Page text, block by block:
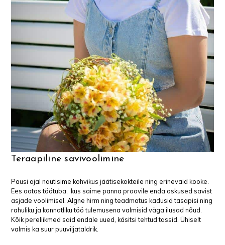
Teraapiline savivoolimine
Pausi ajal nautisime kohvikus jäätisekokteile ning erinevaid kooke.
Ees ootas töötuba, kus saime panna proovile enda oskused savist
asjade voolimisel. Algne hirm ning teadmatus kadusid tasapisi ning
rahuliku ja kannatliku töö tulemusena valmisid väga ilusad nõud.
Kõik pereliikmed said endale uued, käsitsi tehtud tassid. Ühiselt
valmis ka suur puuviljataldrik.